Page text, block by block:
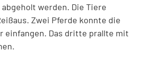
werden. Die Tiere
Zwei Pferde konnte die
einfangen. Das dritte prallte mit